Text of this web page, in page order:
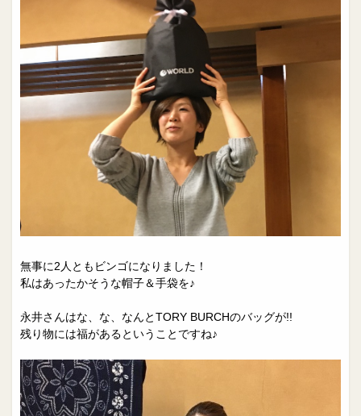
無事に2人ともビンゴになりました！
私はあったかそうな帽子＆手袋を♪
永井さんはな、な、なんとTORY BURCHのバッグが!!
残り物には福があるということですね♪